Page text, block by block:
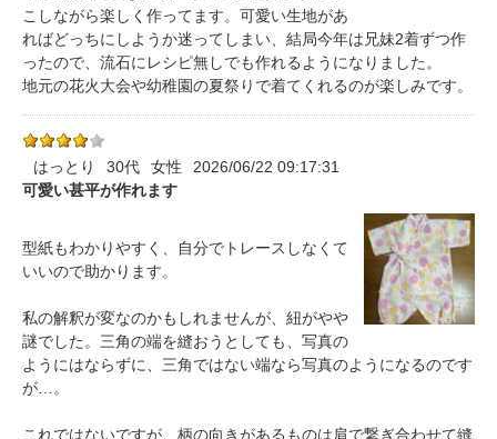
こしながら楽しく作ってます。可愛い生地があ
ればどっちにしようか迷ってしまい、結局今年は兄妹2着ずつ作
ったので、流石にレシピ無しでも作れるようになりました。
地元の花火大会や幼稚園の夏祭りで着てくれるのが楽しみです。
はっとり 30代 女性
2026/06/22 09:17:31
可愛い甚平が作れます
型紙もわかりやすく、自分でトレースしなくて
いいので助かります。
私の解釈が変なのかもしれませんが、紐がやや
謎でした。三角の端を縫おうとしても、写真の
ようにはならずに、三角ではない端なら写真のようになるのです
が…。
これではないですが、柄の向きがあるものは肩で繋ぎ合わせて縫